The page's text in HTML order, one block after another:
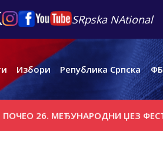
SRpska NAtional
Избори Република Српска
МЕЂУНАРОДНИ ЏЕЗ ФЕСТИВАЛ